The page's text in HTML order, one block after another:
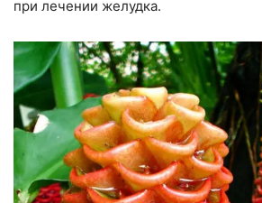
при лечении желудка.